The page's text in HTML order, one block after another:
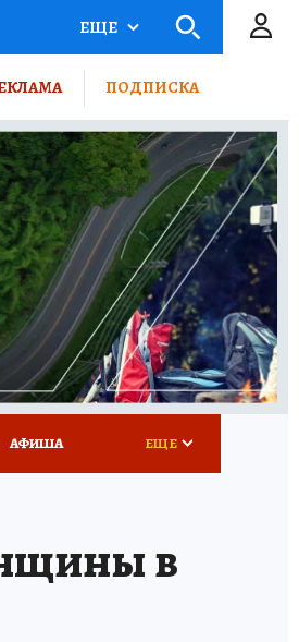
КП
ЕЩЕ
ПОДПИСКА
АФИША ЕЩЕ
в